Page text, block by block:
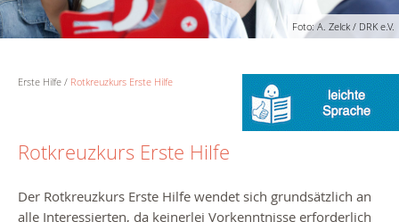
Foto: A. Zelck / DRK e.V.
Erste Hilfe Rotkreuzkurs Erste Hilfe
Rotkreuzkurs Erste Hilfe
Der Rotkreuzkurs Erste Hilfe wendet sich grundsätzlich an
alle Interessierten, da keinerlei Vorkenntnisse erforderlich